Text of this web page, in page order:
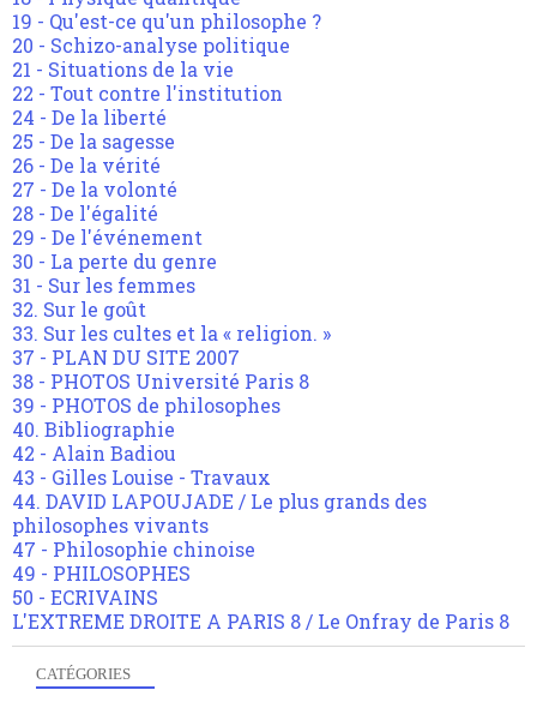
19 - Qu'est-ce qu'un philosophe ?
20 - Schizo-analyse politique
21 - Situations de la vie
22 - Tout contre l'institution
24 - De la liberté
25 - De la sagesse
26 - De la vérité
27 - De la volonté
28 - De l'égalité
29 - De l'événement
30 - La perte du genre
31 - Sur les femmes
32. Sur le goût
33. Sur les cultes et la « religion. »
37 - PLAN DU SITE 2007
38 - PHOTOS Université Paris 8
39 - PHOTOS de philosophes
40. Bibliographie
42 - Alain Badiou
43 - Gilles Louise - Travaux
44. DAVID LAPOUJADE / Le plus grands des
philosophes vivants
47 - Philosophie chinoise
49 - PHILOSOPHES
50 - ECRIVAINS
L'EXTREME DROITE A PARIS 8 / Le Onfray de Paris 8
CATÉGORIES